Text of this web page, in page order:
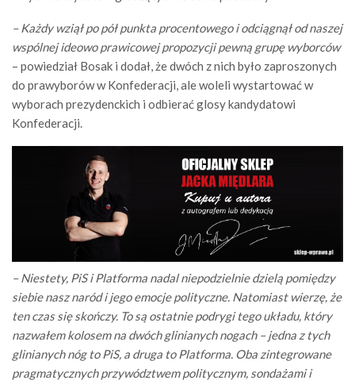
– Każdy wziął po pół punkta procentowego i odciągnął od naszej
wspólnej ideowo prawicowej propozycji pewną grupę wyborców
– powiedział Bosak i dodał, że dwóch z nich było zaproszonych
do prawyborów w Konfederacji, ale woleli wystartować w
wyborach prezydenckich i odbierać glosy kandydatowi
Konfederacji.
– Niestety, PiS i Platforma nadal niepodzielnie dzielą pomiędzy
siebie nasz naród i jego emocje polityczne. Natomiast wierzę, że
ten czas się skończy. To są ostatnie podrygi tego układu, który
nazwałem kolosem na dwóch glinianych nogach – jedna z tych
glinianych nóg to PiS, a druga to Platforma. Oba zintegrowane
pragmatycznych przywództwem politycznym, sondażami i